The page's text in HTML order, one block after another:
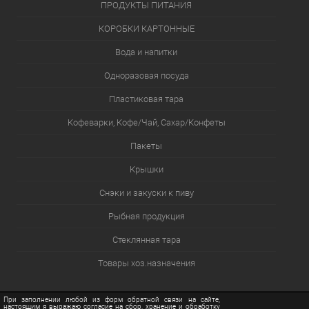
ПРОДУКТЫ ПИТАНИЯ
КОРОБКИ КАРТОННЫЕ
Вода и напитки
Одноразовая посуда
Пластиковая тара
Кофеварки, Кофе/Чай, Сахар/Конфеты
Пакеты
Крышки
Снэки и закуски к пиву
Рыбная продукция
Стеклянная тара
Товары хоз.назначения
При заполнении любой из форм обратной связи на сайте,
настоящим я выражаю согласие на сбор, хранение и обработку